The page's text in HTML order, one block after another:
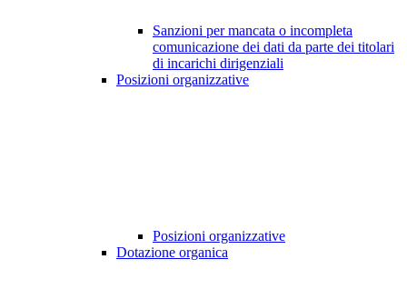
Sanzioni per mancata o incompleta
comunicazione dei dati da parte dei titolari
di incarichi dirigenziali
Posizioni organizzative
Posizioni organizzative
Dotazione organica